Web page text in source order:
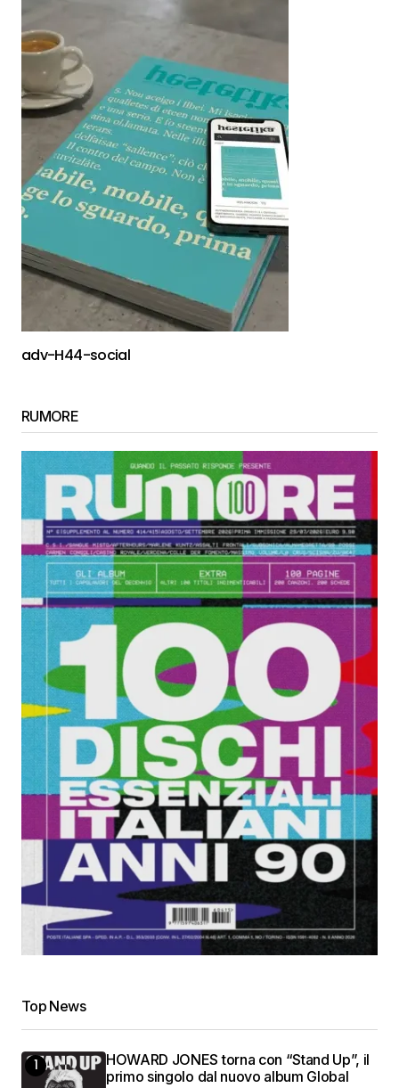
adv-H44-social
RUMORE
Top News
HOWARD JONES torna con “Stand Up”, il
primo singolo dal nuovo album Global